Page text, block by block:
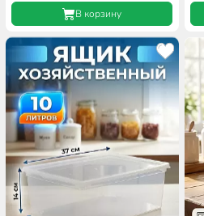
В корзину